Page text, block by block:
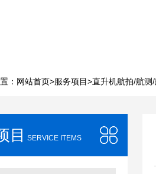
： 网站首页>服务项目>直升机航拍/航测
目 SERVICE ITEMS